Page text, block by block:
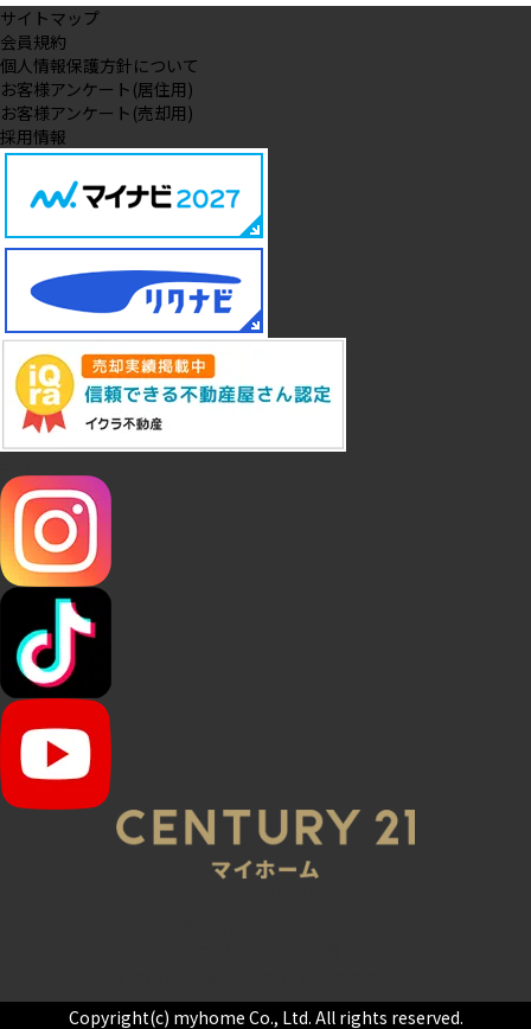
サイトマップ
会員規約
個人情報保護方針について
お客様アンケート(居住用)
お客様アンケート(売却用)
採用情報
Copyright(c) myhome Co., Ltd. All rights reserved.